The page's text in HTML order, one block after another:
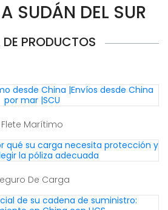
SUDÁN DEL SUR
DE PRODUCTOS
Flete Marítimo
De Carga